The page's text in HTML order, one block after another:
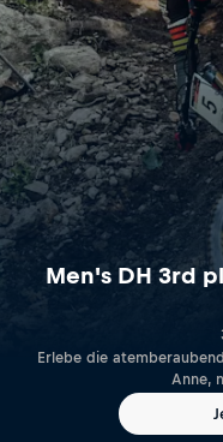
Men's DH 3rd
Erlebe die
Anne,